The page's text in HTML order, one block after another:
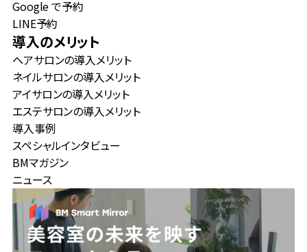
Google で予約
LINE予約
導入のメリット
ヘアサロンの導入メリット
ネイルサロンの導入メリット
アイサロンの導入メリット
エステサロンの導入メリット
導入事例
スペシャルインタビュー
BMマガジン
ニュース